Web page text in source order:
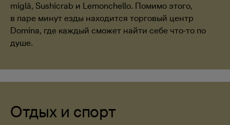
miglā, Sushicrab и Lemonchello. Помимо этого,
в паре минут езды находится торговый центр
Domina, где каждый сможет найти себе что-то по
душе.
Отдых и спорт